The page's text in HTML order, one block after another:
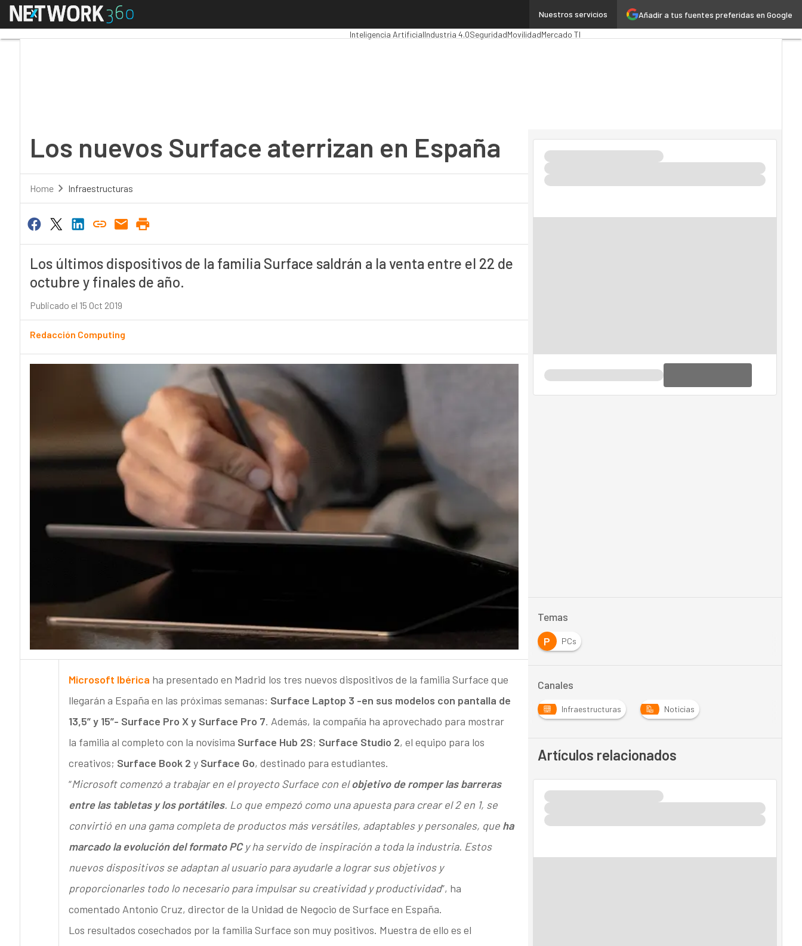
Añadir a tus fuentes preferidas en Google
Nuestros servicios
Menú MarTechCloud
Inteligencia ArtificialIndustria 4.0SeguridadMovilidadMercado TI
Los nuevos Surface aterrizan en España
Home Infraestructuras
Los últimos dispositivos de la familia Surface saldrán a la venta entre el 22 de
octubre y finales de año.
Publicado el 15 Oct 2019
Redacción Computing
Microsoft Ibérica ha presentado en Madrid los tres nuevos dispositivos de la familia Surface que
llegarán a España en las próximas semanas: Surface Laptop 3 -en sus modelos con pantalla de
13,5” y 15”- Surface Pro X y Surface Pro 7. Además, la compañía ha aprovechado para mostrar
la familia al completo con la novísima Surface Hub 2S; Surface Studio 2, el equipo para los
creativos; Surface Book 2 y Surface Go, destinado para estudiantes.
“Microsoft comenzó a trabajar en el proyecto Surface con elobjetivo de romper las barreras
entre las tabletas y los portátiles. Lo que empezó como una apuesta para crear el 2 en 1, se
convirtió en una gama completa de productos más versátiles, adaptables y personales, que ha
marcado la evolución del formato PCy ha servido de inspiración a toda la industria. Estos
nuevos dispositivos se adaptan al usuario para ayudarle a lograr sus objetivos y
proporcionarles todo lo necesario para impulsar su creatividad y productividad”, ha
comentado Antonio Cruz, director de la Unidad de Negocio de Surface en España.
Los resultados cosechados por la familia Surface son muy positivos. Muestra de ello es el
Temas
P
PCs
Canales
Infraestructuras Noticias
Artículos relacionados